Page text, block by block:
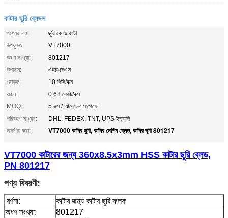
কাটার ছুরি ব্লেডস
পণ্যের নাম:
ছুরি ব্লেড কাটা
উপযুক্ত:
VT7000
অংশ সংখ্যা:
801217
উপাদান:
এইচএসএস
মোড়ক:
10 পিসি/বক্স
ওজন:
0.68 কেজি/বক্স
MOQ:
5 বক্স / আলোচনা সাপেক্ষে
পরিবহণ মাধ্যম:
DHL, FEDEX, TNT, UPS ইত্যাদি
লক্ষণীয় করা:
VT7000 কাটার ছুরি, কাটার মেশিন ব্লেড, কাটার ছুরি 801217
VT7000 কাটারের জন্য 360x8.5x3mm HSS কাটার ছুরি ব্লেড,
PN 801217
পণ্য বিবরণী:
বর্ণনা:
কাটার জন্য কাটার ছুরি ফলক
অংশ সংখ্যা:
801217